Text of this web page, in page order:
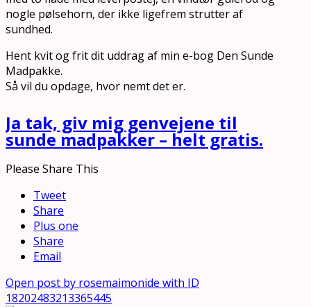
nogle pølsehorn, der ikke ligefrem strutter af
sundhed.
Hent kvit og frit dit uddrag af min e-bog Den Sunde
Madpakke.
Så vil du opdage, hvor nemt det er.
Ja tak, giv mig genvejene til
sunde madpakker – helt gratis.
Please Share This
Tweet
Share
Plus one
Share
Email
Open post by rosemaimonide with ID
18202483213365445